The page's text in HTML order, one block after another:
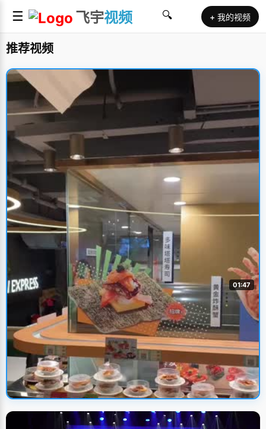
☰ 飞宇视频 🔍 + 我的视频
推荐视频
01:47
🔥 火热上新
吃寿司 编导：卢颖
UP主: 卢颖
美食 • 2022/8/18